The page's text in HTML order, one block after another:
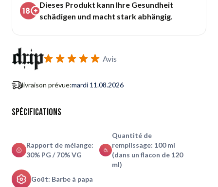
Dieses Produkt kann Ihre Gesundheit
schädigen und macht stark abhängig.
Avis
livraison prévue:mardi 11.08.2026
Spécifications
Rapport de mélange:
30% PG / 70% VG
Quantité de
remplissage: 100 ml
(dans un flacon de 120
ml)
Goût: Barbe à papa